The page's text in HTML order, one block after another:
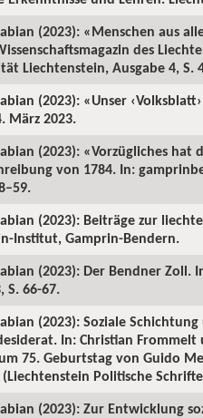
(2023): «Menschen aus
des
Liechtenstein, Ausgabe 4, S.
(2023): «Unser
März 2023.
(2023): «Vorzügliches
von 1784. In:
(2023): Beiträge zur
Institut, Gamprin-Bendern.
(2023): Der Bendner
S. 66-67.
(2023): Soziale
In: Christian
75. Geburtstag von Guido
Politische
(2023): Zur Entwicklung